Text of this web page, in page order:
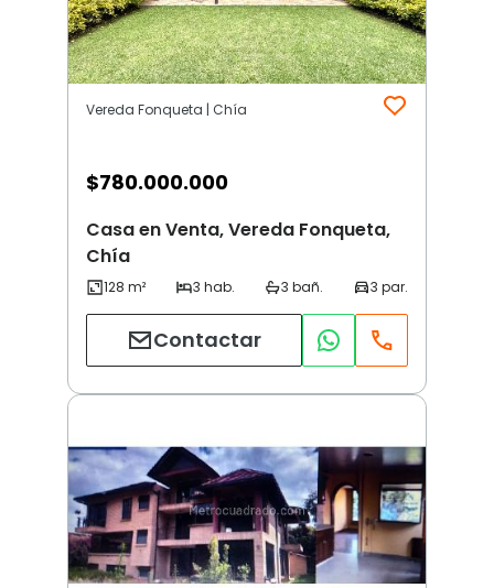
Vereda Fonqueta | Chía
$780.000.000
Casa en Venta, Vereda Fonqueta,
Chía
Contactar